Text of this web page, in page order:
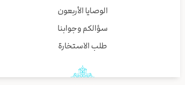
الوصايا الأربعون
سؤالكم وجوابنا
طلب الاستخارة